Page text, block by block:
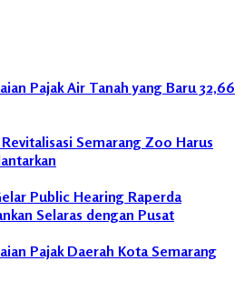
Pajak Air Tanah yang Baru 32,66
Semarang Zoo Harus
Public Hearing Raperda
Selaras dengan Pusat
Pajak Daerah Kota Semarang